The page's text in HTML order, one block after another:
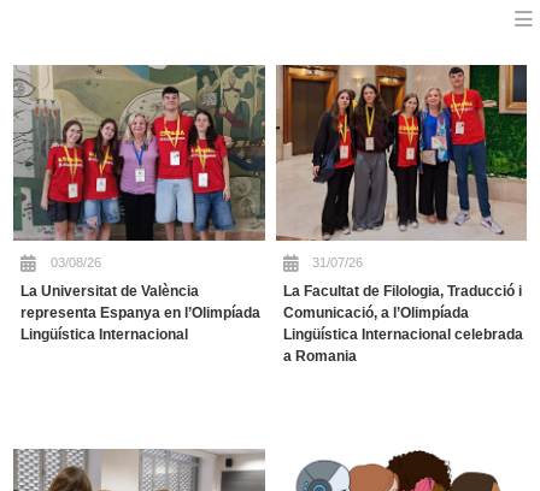
03/08/26
La Universitat de València
representa Espanya en l’Olimpíada
Lingüística Internacional
31/07/26
La Facultat de Filologia, Traducció i
Comunicació, a l’Olimpíada
Lingüística Internacional celebrada
a Romania